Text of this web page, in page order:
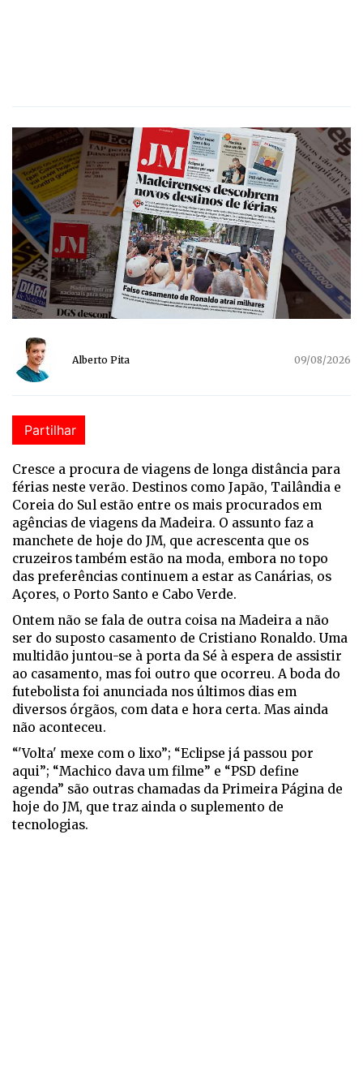
Alberto Pita 09/08/2026
Partilhar
Cresce a procura de viagens de longa distância para
férias neste verão. Destinos como Japão, Tailândia e
Coreia do Sul estão entre os mais procurados em
agências de viagens da Madeira. O assunto faz a
manchete de hoje do JM, que acrescenta que os
cruzeiros também estão na moda, embora no topo
das preferências continuem a estar as Canárias, os
Açores, o Porto Santo e Cabo Verde.
Ontem não se fala de outra coisa na Madeira a não
ser do suposto casamento de Cristiano Ronaldo. Uma
multidão juntou-se à porta da Sé à espera de assistir
ao casamento, mas foi outro que ocorreu. A boda do
futebolista foi anunciada nos últimos dias em
diversos órgãos, com data e hora certa. Mas ainda
não aconteceu.
“'Volta' mexe com o lixo”; “Eclipse já passou por
aqui”; “Machico dava um filme” e “PSD define
agenda” são outras chamadas da Primeira Página de
hoje do JM, que traz ainda o suplemento de
tecnologias.